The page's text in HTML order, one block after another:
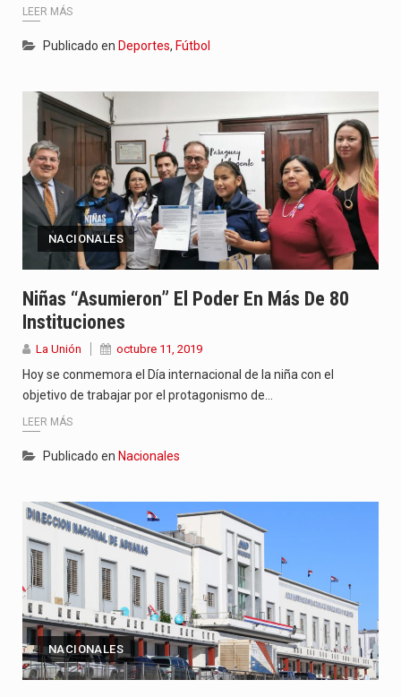
LEER MÁS
Publicado en Deportes, Fútbol
NACIONALES
Niñas “asumieron” El Poder En Más De 80
Instituciones
La Unión octubre 11, 2019
Hoy se conmemora el Día internacional de la niña con el
objetivo de trabajar por el protagonismo de…
LEER MÁS
Publicado en Nacionales
NACIONALES